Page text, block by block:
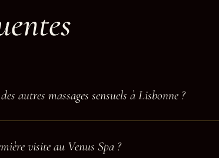
autres massages sensuels à Lisbonne ?
visite au Venus Spa ?